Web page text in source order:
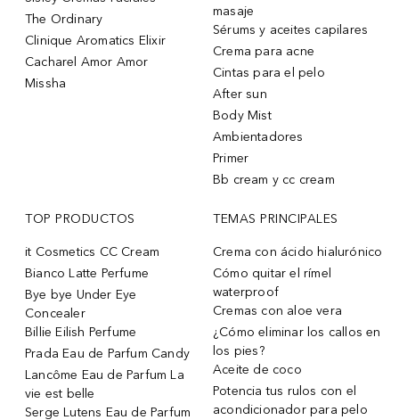
The Ordinary
Clinique Aromatics Elixir
Cacharel Amor Amor
Missha
masaje
Sérums y aceites capilares
Crema para acne
Cintas para el pelo
After sun
Body Mist
Ambientadores
Primer
Bb cream y cc cream
TOP PRODUCTOS
it Cosmetics CC Cream
Bianco Latte Perfume
Bye bye Under Eye
Concealer
Billie Eilish Perfume
Prada Eau de Parfum Candy
Lancôme Eau de Parfum La
vie est belle
Serge Lutens Eau de Parfum
TEMAS PRINCIPALES
Crema con ácido hialurónico
Cómo quitar el rímel
waterproof
Cremas con aloe vera
¿Cómo eliminar los callos en
los pies?
Aceite de coco
Potencia tus rulos con el
acondicionador para pelo